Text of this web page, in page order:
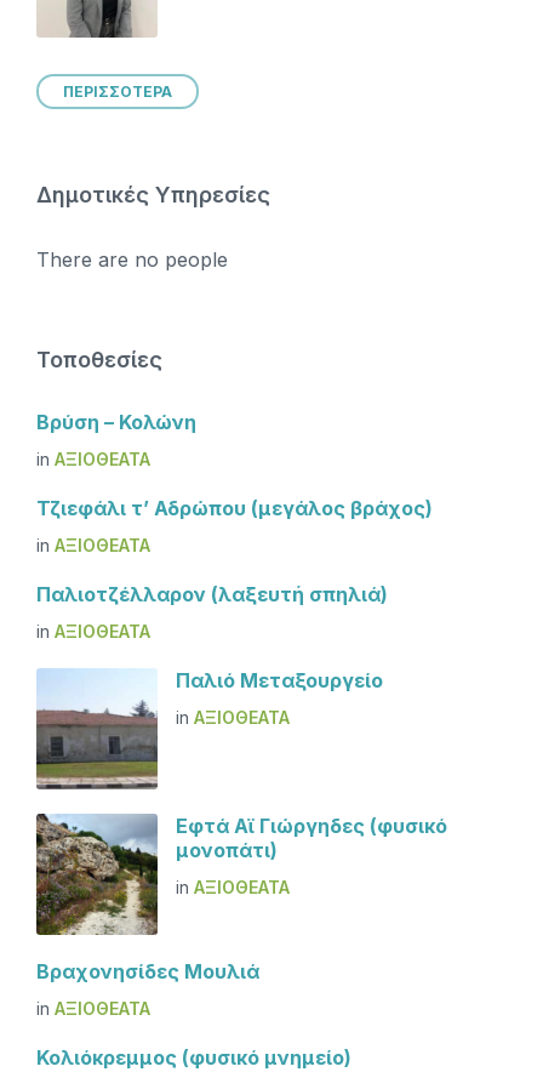
ΠΕΡΙΣΣΟΤΕΡΑ
Δημοτικές Υπηρεσίες
There are no people
Τοποθεσίες
Βρύση – Κολώνη
in ΑΞΙΟΘΈΑΤΑ
Τζιεφάλι τ’ Αδρώπου (μεγάλος βράχος)
in ΑΞΙΟΘΈΑΤΑ
Παλιοτζέλλαρον (λαξευτή σπηλιά)
in ΑΞΙΟΘΈΑΤΑ
Παλιό Μεταξουργείο
in ΑΞΙΟΘΈΑΤΑ
Εφτά Αϊ Γιώργηδες (φυσικό
μονοπάτι)
in ΑΞΙΟΘΈΑΤΑ
Βραχονησίδες Μουλιά
in ΑΞΙΟΘΈΑΤΑ
Κολιόκρεμμος (φυσικό μνημείο)